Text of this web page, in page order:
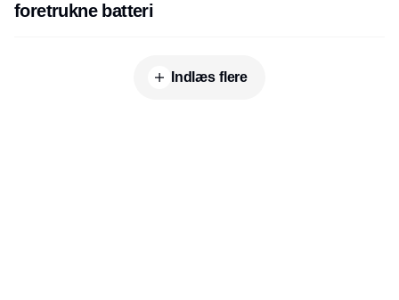
foretrukne batteri
Indlæs flere